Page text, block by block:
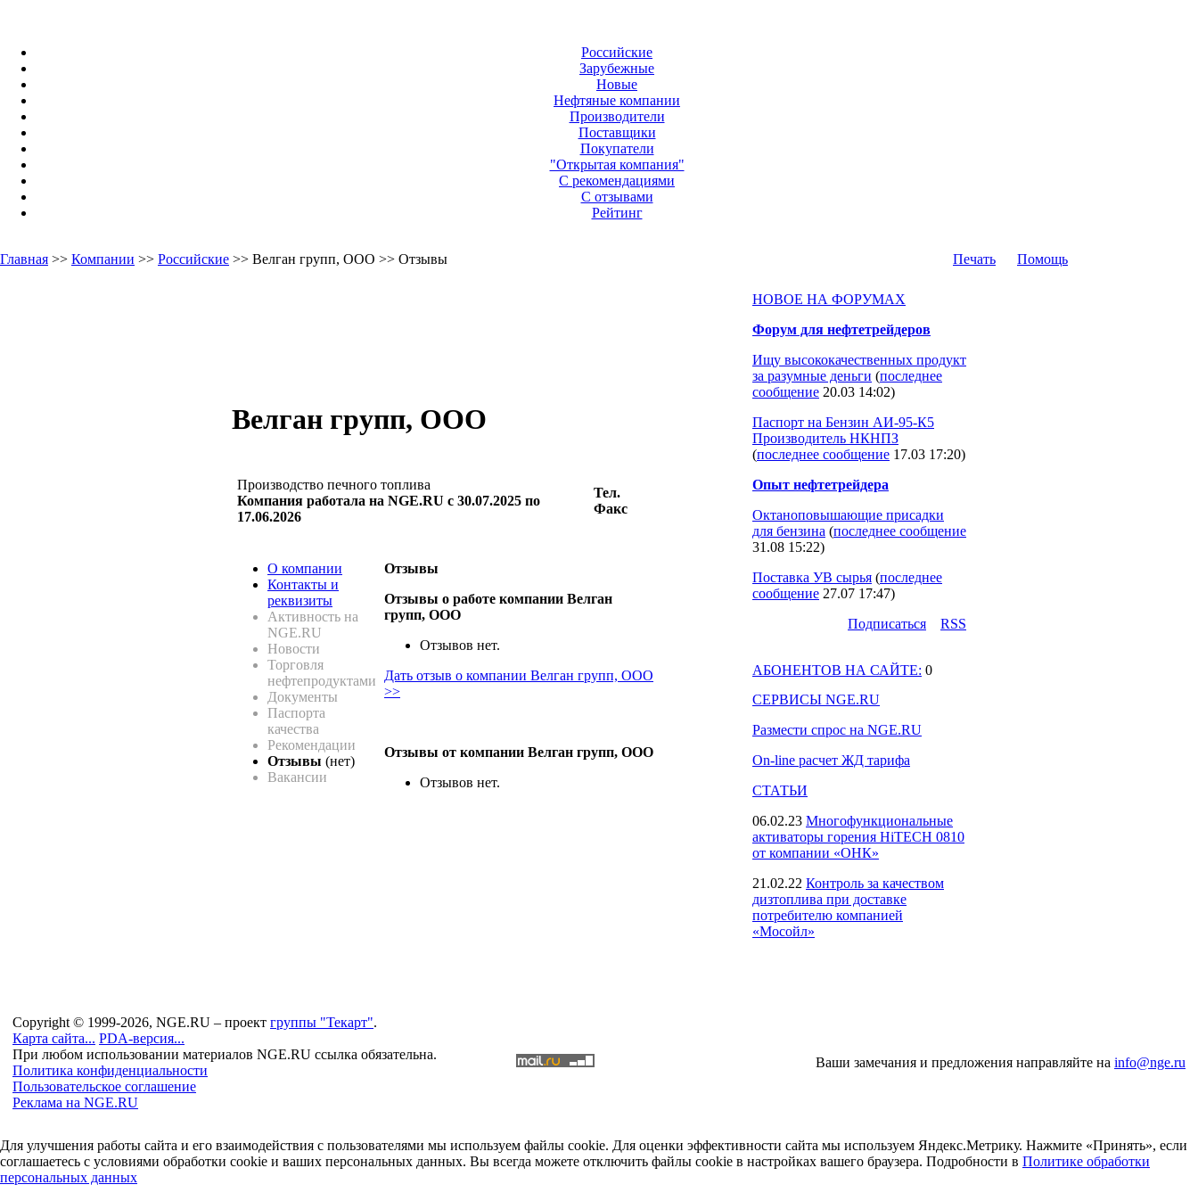
Российские
Зарубежные
Новые
Нефтяные компании
Производители
Поставщики
Покупатели
"Открытая компания"
С рекомендациями
С отзывами
Рейтинг
Главная >> Компании >> Российские >> Велган групп, ООО >> Отзывы Печать Помощь
Велган групп, ООО
Производство печного топлива
Компания работала на NGE.RU с 30.07.2025 по
17.06.2026
Тел.
Факс
О компании
Контакты и
реквизиты
Активность на
NGE.RU
Новости
Торговля
нефтепродуктами
Документы
Паспорта
качества
Рекомендации
Отзывы (нет)
Вакансии
Отзывы
Отзывы о работе компании Велган
групп, ООО
Отзывов нет.
Дать отзыв о компании Велган групп, ООО
>>
Отзывы от компании Велган групп, ООО
Отзывов нет.
НОВОЕ НА ФОРУМАХ
Форум для нефтетрейдеров
Ищу высококачественных продукт
за разумные деньги (последнее
сообщение 20.03 14:02)
Паспорт на Бензин АИ-95-К5
Производитель НКНПЗ
(последнее сообщение 17.03 17:20)
Опыт нефтетрейдера
Октаноповышающие присадки
для бензина (последнее сообщение
31.08 15:22)
Поставка УВ сырья (последнее
сообщение 27.07 17:47)
Подпиcаться
RSS
АБОНЕНТОВ НА САЙТЕ: 0
СЕРВИСЫ NGE.RU
Размести спрос на NGE.RU
On-line расчет ЖД тарифа
СТАТЬИ
06.02.23 Многофункциональные
активаторы горения HiTECH 0810
от компании «ОНК»
21.02.22 Контроль за качеством
дизтоплива при доставке
потребителю компанией
«Мосойл»
Copyright © 1999-2026, NGE.RU – проект группы "Текарт".
Карта сайта... PDA-версия...
При любом использовании материалов NGE.RU ссылка обязательна.
Политика конфиденциальности
Пользовательское соглашение
Реклама на NGE.RU
Ваши замечания и предложения направляйте на info@nge.ru
Для улучшения работы сайта и его взаимодействия с пользователями мы используем файлы cookie. Для оценки эффективности сайта мы используем Яндекс.Метрику. Нажмите «Принять», если
соглашаетесь с условиями обработки cookie и ваших персональных данных. Вы всегда можете отключить файлы cookie в настройках вашего браузера. Подробности в Политике обработки
персональных данных